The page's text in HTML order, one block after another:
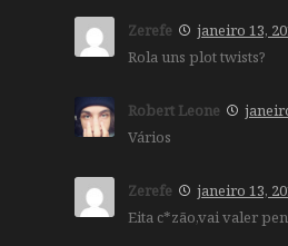
Zerefe
janeiro 13,
Rola uns plot twists?
Robert Leone
Vários
Zerefe
janeiro 13,
Eita c*zão,vai valer